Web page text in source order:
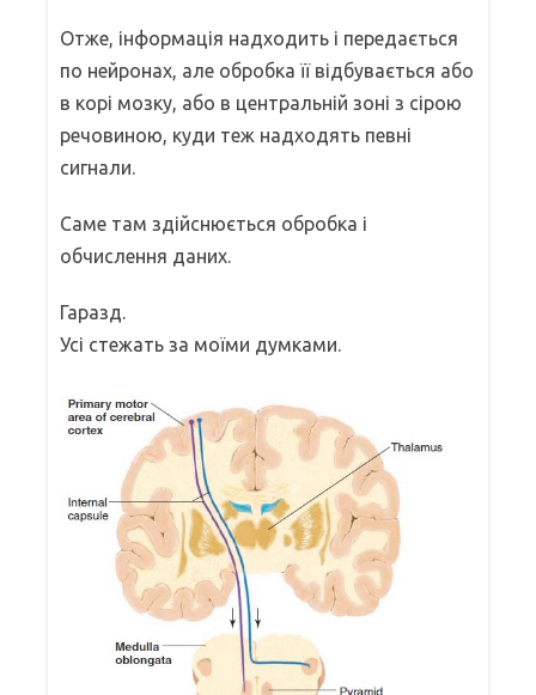
Отже, інформація надходить і передається
по нейронах, але обробка її відбувається або
в корі мозку, або в центральній зоні з сірою
речовиною, куди теж надходять певні
сигнали.
Саме там здійснюється обробка і
обчислення даних.
Гаразд.
Усі стежать за моїми думками.